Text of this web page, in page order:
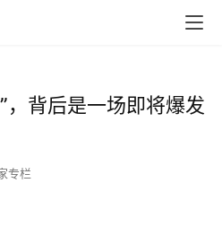
，背后是一场即将爆发
专栏